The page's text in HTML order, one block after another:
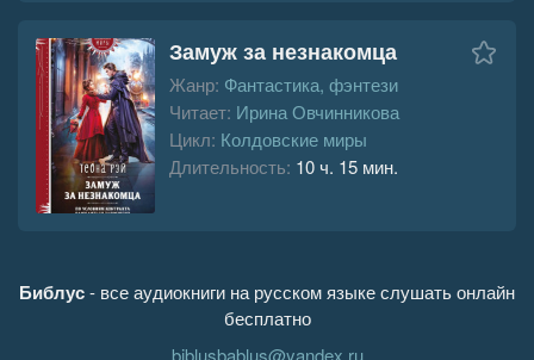
Замуж за незнакомца
Жанр: Фантастика, фэнтези
Читает: Ирина Овчинникова
Цикл: Колдовские миры
Длительность: 10 ч. 15 мин.
Библус- все аудиокниги на русском языке слушать онлайн
бесплатно
biblusbablus@yandex.ru